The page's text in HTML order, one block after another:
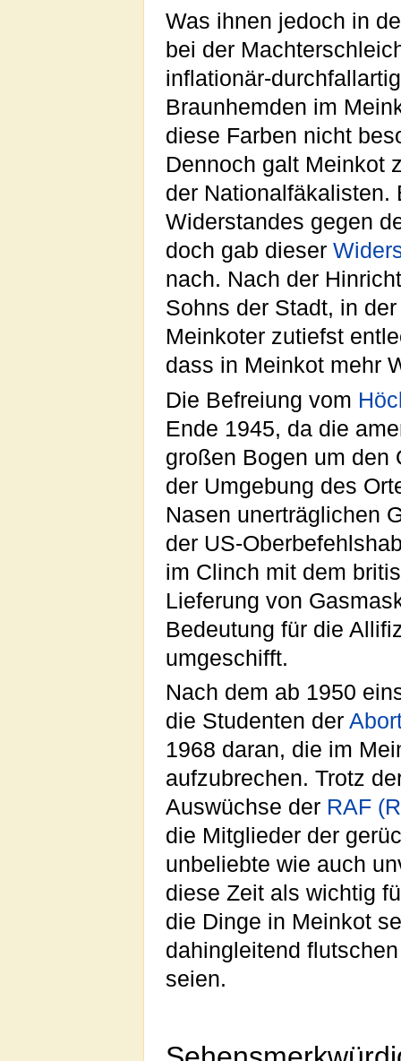
Was ihnen jedoch in
bei der
inflationär-
Braunhemden im
diese Farben nicht
Dennoch galt Meinkot
der Nationalfäkalisten.
Widerstandes gegen
doch gab dieser
nach. Nach der
Sohns der Stadt, in
Meinkoter zutiefst
dass in Meinkot mehr
Die Befreiung vom
Ende 1945, da die
großen Bogen um den
der Umgebung des
Nasen unerträglichen
der US-
im Clinch mit dem
Lieferung von
Bedeutung für die
umgeschifft.
Nach dem ab 1950
die Studenten der
1968 daran, die im
aufzubrechen. Trotz
Auswüchse der RAF
die Mitglieder der
unbeliebte wie auch
diese Zeit als wichtig
die Dinge in Meinkot
dahingleitend
seien.